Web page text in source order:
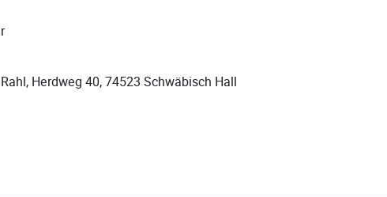
Herdweg 40, 74523 Schwäbisch Hall